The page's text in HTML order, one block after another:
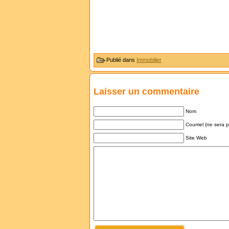
Publié dans Immobilier
Laisser un commentaire
Nom
Courriel (ne sera
Site Web